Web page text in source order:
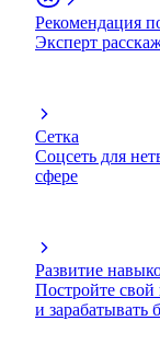
Рекомендация
Эксперт
Сетка
Соцсеть для
сфере
Развитие
Постройте свой
и зарабатывать